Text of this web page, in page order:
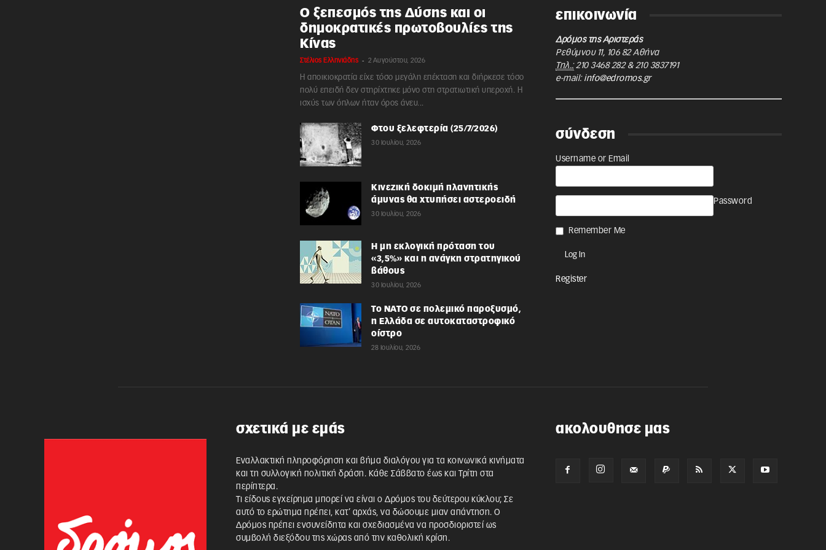
Ο ξεπεσμός της Δύσης και οι
δημοκρατικές πρωτοβουλίες της
Κίνας
Στέλιος Ελληνιάδης - 2 Αυγούστου, 2026
Η αποικιοκρατία είχε τόσο μεγάλη επέκταση και διήρκεσε τόσο
πολύ επειδή δεν στηρίχτηκε μόνο στη στρατιωτική υπεροχή. Η
ισχύς των όπλων ήταν όρος άνευ...
Φτου ξελεφτερία (25/7/2026)
30 Ιουλίου, 2026
Κινεζική δοκιμή πλανητικής
άμυνας θα χτυπήσει αστεροειδή
30 Ιουλίου, 2026
Η μη εκλογική πρόταση του
«3,5%» και η ανάγκη στρατηγικού
βάθους
30 Ιουλίου, 2026
Το ΝΑΤΟ σε πολεμικό παροξυσμό,
η Ελλάδα σε αυτοκαταστροφικό
οίστρο
28 Ιουλίου, 2026
επικοινωνία
Δρόμος της Αριστεράς
Ρεθύμνου 11, 106 82 Αθήνα
Τηλ.: 210 3468 282& 210 3837191
e-mail: info@edromos.gr
σύνδεση
Username or Email
Password
Remember Me
Register
σχετικά με εμάς
Εναλλακτική πληροφόρηση και βήμα διαλόγου για τα κοινωνικά κινήματα
και τη συλλογική πολιτική δράση. Κάθε Σάββατο έως και Τρίτη στα
περίπτερα.
Τι είδους εγχείρημα μπορεί να είναι ο Δρόμος του δεύτερου κύκλου; Σε
αυτό το ερώτημα πρέπει, κατ’ αρχάς, να δώσουμε μιαν απάντηση. Ο
Δρόμος πρέπει ενσυνείδητα και σχεδιασμένα να προσδιοριστεί ως
συμβολή διεξόδου της χώρας από την καθολική κρίση.
ακολουθησε μας